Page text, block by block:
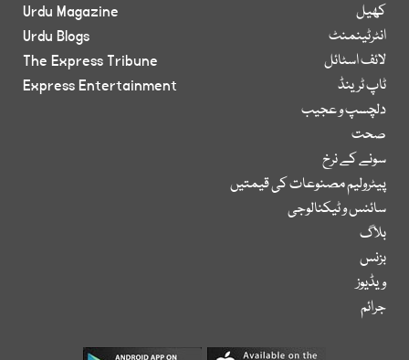
کھیل
انٹرٹینمنٹ
لائف اسٹائل
ٹاپ ٹرینڈ
دلچسپ و عجیب
صحت
سونے کے نرخ
پیٹرولیم مصنوعات کی قیمتیں
سائنس و ٹیکنالوجی
بلاگ
بزنس
ویڈیوز
جرائم
Urdu Magazine
Urdu Blogs
The Express Tribune
Express Entertainment